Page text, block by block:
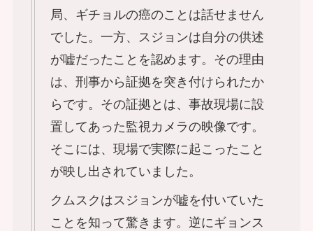
局、ギチョルの癌のことは話せません
でした。一方、スジョンは自分の供述
が嘘だったことを認めます。その理由
は、刑事から証拠を突き付けられたか
らです。その証拠とは、事故現場に設
置してあった監視カメラの映像です。
そこには、現場で実際に起こったこと
が映し出されていました。
クムスクはスジョンが嘘を付いていた
ことを知って驚きます。逆にギョンス